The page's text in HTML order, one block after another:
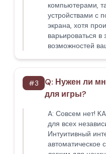
компьютерами,
устройствами с
экрана, хотя
варьироваться в
возможностей
#3 Q: Нужен ли
для игры?
A: Совсем нет!
для всех
Интуитивный
автоматическое